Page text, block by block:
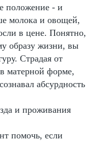
положение - и
молока и овощей,
в цене. Понятно,
образу жизни, вы
Страдая от
матерной форме,
абсурдность
и проживания
помочь, если